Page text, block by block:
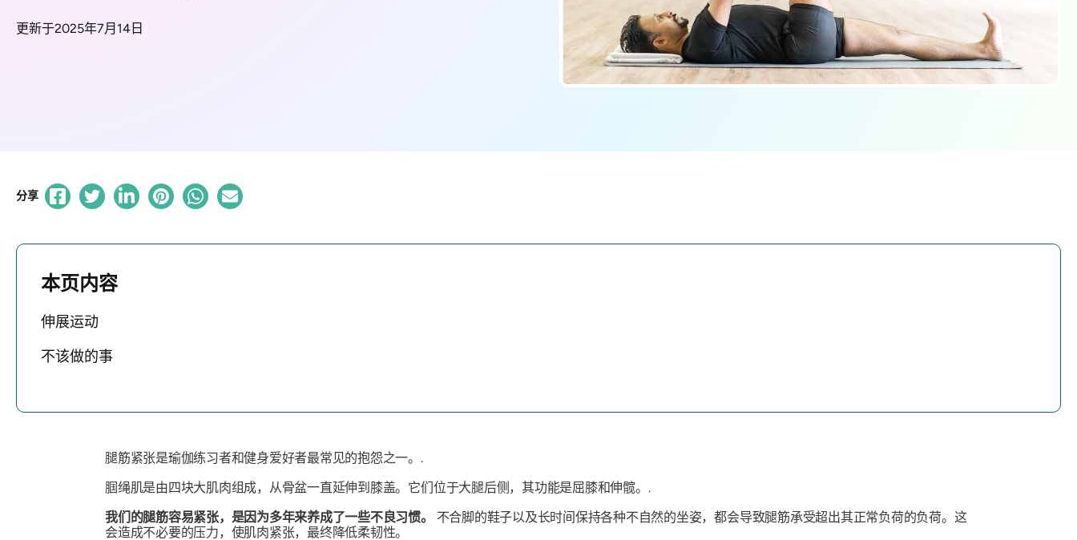
更新于2025年7月14日
分享
本页内容
伸展运动
不该做的事
腿筋紧张是瑜伽练习者和健身爱好者最常见的抱怨之一。.
腘绳肌是由四块大肌肉组成，从骨盆一直延伸到膝盖。它们位于大腿后侧，其功能是屈膝和伸髋。.
我们的腿筋容易紧张，是因为多年来养成了一些不良习惯。
不合脚的鞋子以及长时间保持各种不自然的坐姿，都会导致腿筋承受超出其正常负荷的负荷。这
会造成不必要的压力，使肌肉紧张，最终降低柔韧性。